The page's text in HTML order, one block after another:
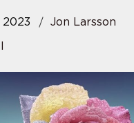
Jon Larsson